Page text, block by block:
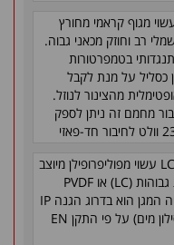
מגוף קראמי מחורץ
רב וחוזק מכאני גבוה.
בטמפרטורות
כסליל על מנת לקבל
מהצינור לנוזל.
מחמם זה ניתן לספק
LC עשוי מפוליפרופילן מיוצב
(
LC) או PVDF
המגן הוא בדרוג הגנה IP
מים) על פי התקן EN